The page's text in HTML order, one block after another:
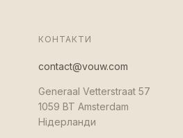
КОНТАКТИ
contact@vouw.com
Generaal Vetterstraat 57
1059 BT Amsterdam
Нідерланди